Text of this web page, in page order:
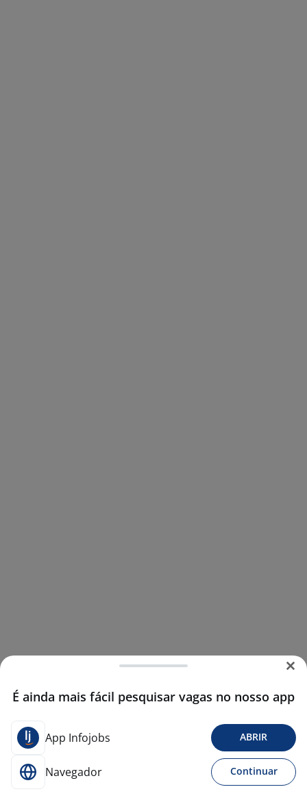
É ainda mais fácil pesquisar vagas no nosso app
App Infojobs ABRIR
Navegador Continuar